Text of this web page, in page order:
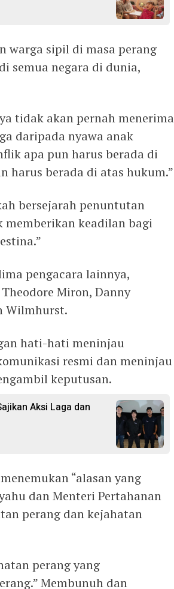
warga sipil di masa perang
semua negara di dunia,
tidak akan pernah menerima
daripada nyawa anak
apa pun harus berada di
harus berada di atas hukum.”
bersejarah penuntutan
keadilan bagi
pengacara lainnya,
Miron, Danny
Wilmhurst.
hati-hati meninjau
resmi dan meninjau
keputusan.
Aksi Laga dan
“alasan yang
dan Menteri Pertahanan
perang dan kejahatan
perang yang
Membunuh dan